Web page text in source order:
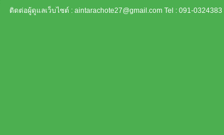
ติดต่อผู้ดูแลเว็บไซต์ : aintarachote27@gmail.com Tel : 091-0324383